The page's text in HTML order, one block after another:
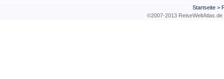
Startseite >
©2007-2013